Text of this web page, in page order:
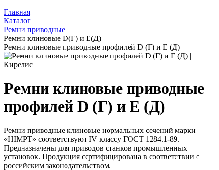
Главная
Каталог
Ремни приводные
Ремни клиновые D(Г) и Е(Д)
Ремни клиновые приводные профилей D (Г) и Е (Д)
Ремни клиновые приводные
профилей D (Г) и Е (Д)
Ремни приводные клиновые нормальных сечений марки
«HIMPT» соответствуют IV классу ГОСТ 1284.1-89.
Предназначены для приводов станков промышленных
установок. Продукция сертифицирована в соответствии с
российским законодательством.